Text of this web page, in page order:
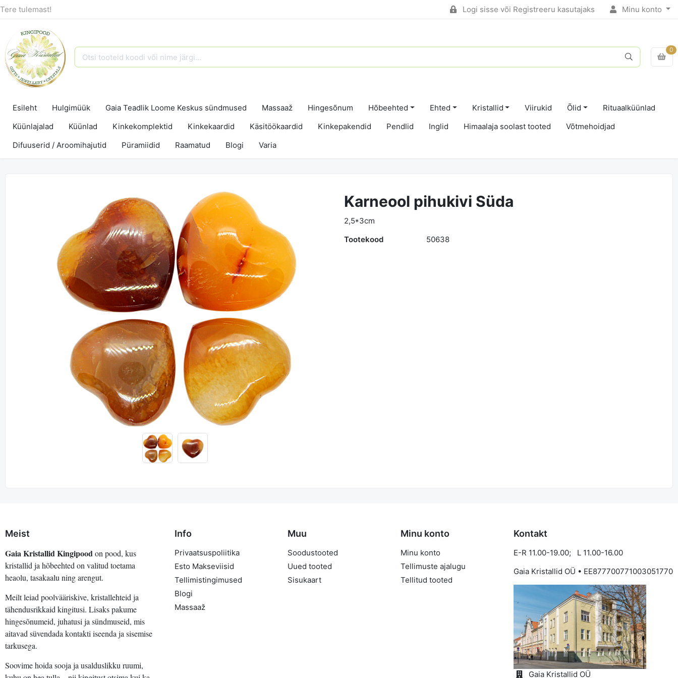
Tere tulemast! Logi sisse või Registreeru kasutajaks Minu konto
0
Esileht Hulgimüük Gaia Teadlik Loome Keskus sündmused Massaaž Hingesõnum Hõbeehted Ehted Kristallid Viirukid Õlid
Rituaalküünlad
Küünlajalad
Küünlad Kinkekomplektid Kinkekaardid Käsitöökaardid Kinkepakendid Pendlid Inglid Himaalaja soolast tooted
Võtmehoidjad
Difuuserid / Aroomihajutid
Püramiidid Raamatud Blogi Varia
Karneool pihukivi Süda
2,5*3cm
Tootekood
50638
Meist
Gaia Kristallid Kingipoodon pood, kus
kristallid ja hõbeehted on valitud toetama
heaolu, tasakaalu ning arengut.
Meilt leiad poolvääriskive, kristallehteid ja
tähendusrikkaid kingitusi. Lisaks pakume
hingesõnumeid, juhatusi ja sündmuseid, mis
aitavad süvendada kontakti iseenda ja sisemise
tarkusega.
Soovime hoida sooja ja usalduslikku ruumi,
Info
Privaatsuspoliitika
Esto Makseviisid
Tellimistingimused
Blogi
Massaaž
Muu
Soodustooted
Uued tooted
Sisukaart
Minu konto
Minu konto
Tellimuste ajalugu
Tellitud tooted
Kontakt
E-R 11.00-19.00; L 11.00-16.00
Gaia Kristallid OÜ • EE877700771003051770
Gaia Kristallid OÜ